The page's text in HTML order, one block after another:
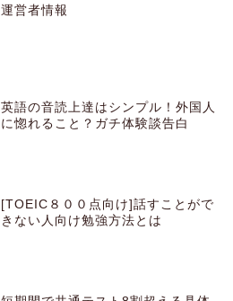
運営者情報
英語の音読上達はシンプル！外国人
に惚れること？ガチ体験談告白
[TOEIC８００点向け]話すことがで
きない人向け勉強方法とは